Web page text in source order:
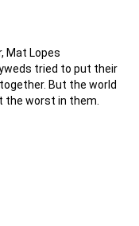
Mat Lopes
tried to put their
But the world
the worst in them.